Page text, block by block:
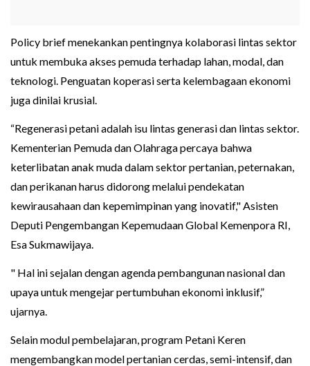
Policy brief menekankan pentingnya kolaborasi lintas sektor
untuk membuka akses pemuda terhadap lahan, modal, dan
teknologi. Penguatan koperasi serta kelembagaan ekonomi
juga dinilai krusial.
“Regenerasi petani adalah isu lintas generasi dan lintas sektor.
Kementerian Pemuda dan Olahraga percaya bahwa
keterlibatan anak muda dalam sektor pertanian, peternakan,
dan perikanan harus didorong melalui pendekatan
kewirausahaan dan kepemimpinan yang inovatif," Asisten
Deputi Pengembangan Kepemudaan Global Kemenpora RI,
Esa Sukmawijaya.
" Hal ini sejalan dengan agenda pembangunan nasional dan
upaya untuk mengejar pertumbuhan ekonomi inklusif,”
ujarnya.
Selain modul pembelajaran, program Petani Keren
mengembangkan model pertanian cerdas, semi-intensif, dan